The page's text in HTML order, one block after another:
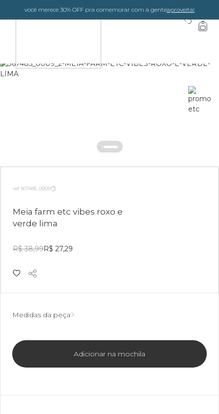
você merece 30% OFF pra comemorar com a genteaproveita!
ref 367485_0009
Meia farm etc vibes roxo e
verde lima
R$ 38,99R$ 27,29
Medidas da peça
Adicionar na mochila